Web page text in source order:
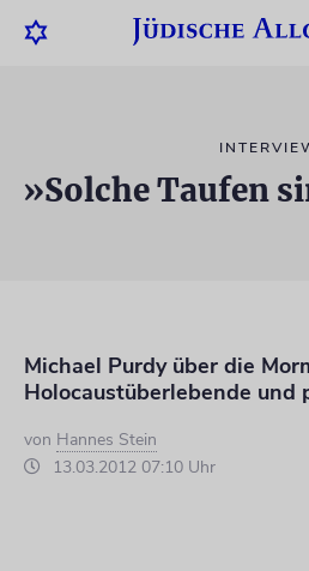
»Solche Taufen
Michael Purdy über die
Holocaustüberlebende und
von Hannes Stein
13.03.2012 07:10 Uhr